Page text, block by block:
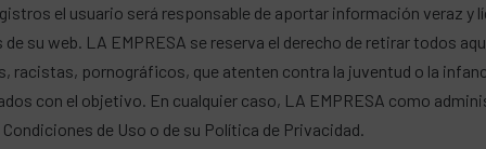
el usuario será responsable de aportar información veraz y
su web. LA EMPRESA se reserva el derecho de retirar todos
pornográficos, que atenten contra la juventud o la
con el objetivo. En cualquier caso, LA EMPRESA como
de Uso o de su Política de Privacidad.